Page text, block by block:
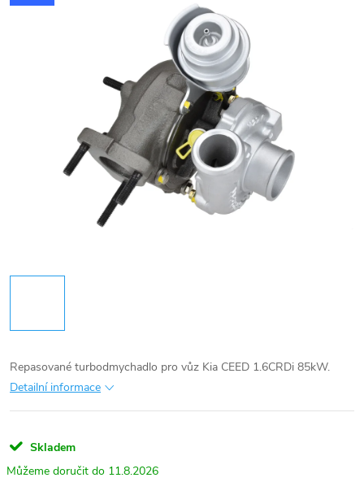
Repasované turbodmychadlo pro vůz Kia CEED 1.6CRDi 85kW.
Detailní informace
Skladem
11.8.2026